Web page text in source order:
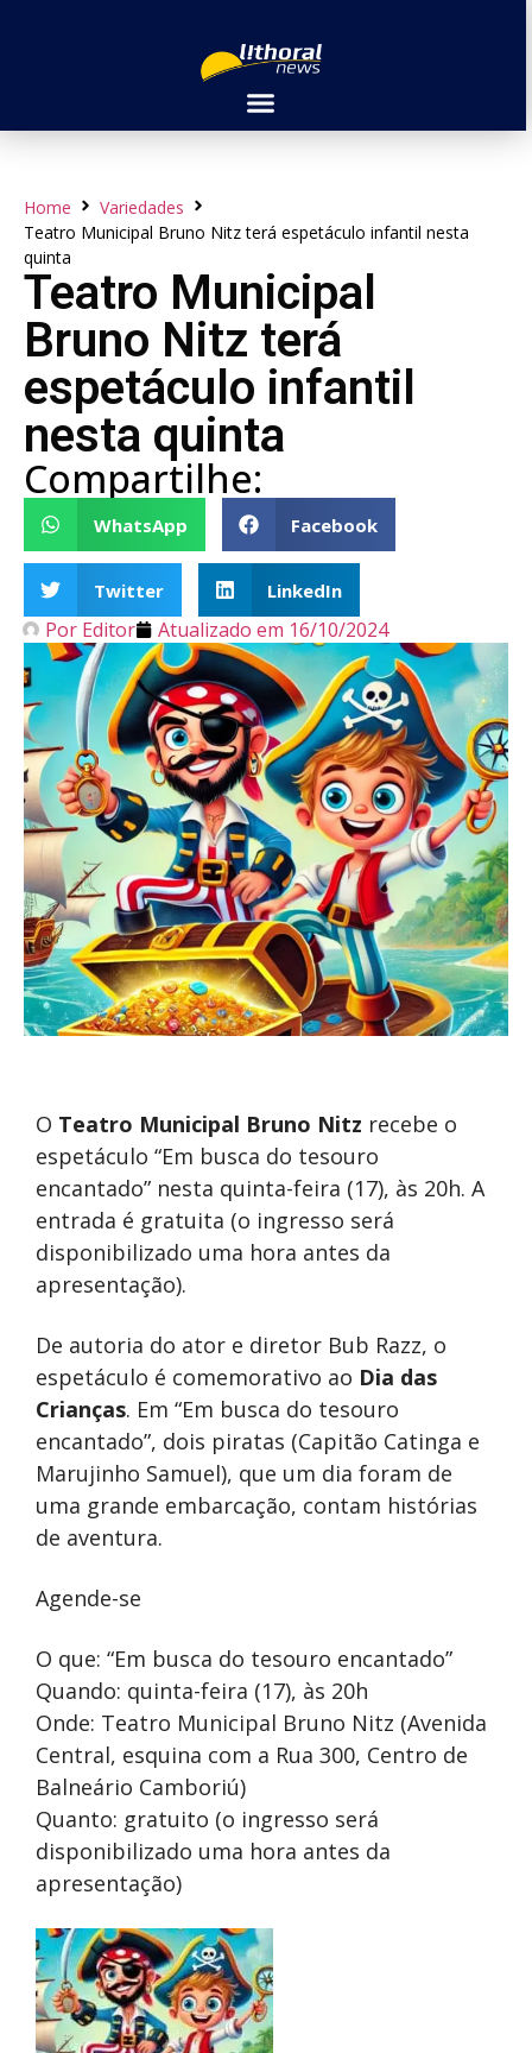
Home
Variedades
Teatro Municipal Bruno Nitz terá espetáculo infantil nesta
quinta
Teatro Municipal
Bruno Nitz terá
espetáculo infantil
nesta quinta
Compartilhe:
WhatsApp Facebook
Twitter LinkedIn
Por Editor Atualizado em 16/10/2024
O Teatro Municipal Bruno Nitz recebe o
espetáculo “Em busca do tesouro
encantado” nesta quinta-feira (17), às 20h. A
entrada é gratuita (o ingresso será
disponibilizado uma hora antes da
apresentação).
De autoria do ator e diretor Bub Razz, o
espetáculo é comemorativo ao Dia das
Crianças. Em “Em busca do tesouro
encantado”, dois piratas (Capitão Catinga e
Marujinho Samuel), que um dia foram de
uma grande embarcação, contam histórias
de aventura.
Agende-se
O que: “Em busca do tesouro encantado”
Quando: quinta-feira (17), às 20h
Onde: Teatro Municipal Bruno Nitz (Avenida
Central, esquina com a Rua 300, Centro de
Balneário Camboriú)
Quanto: gratuito (o ingresso será
disponibilizado uma hora antes da
apresentação)